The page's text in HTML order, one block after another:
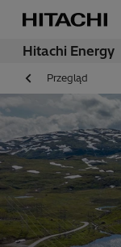
Hitachi Energy
Przegląd